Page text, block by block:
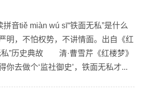
拼音tiě miàn wú sī“铁面无私”是什么
明，不怕权势，不讲情面。出自《红
私”历史典故 清·曹雪芹《红楼梦》
你去做个‘监社御史’，铁面无私才...